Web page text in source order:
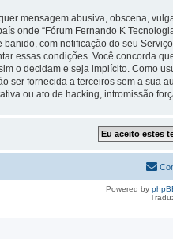
mensagem abusiva, obscena,
onde “Fórum Fernando K
com notificação do seu
essas condições. Você concorda
o decidam e seja implícito. Como
ser fornecida a terceiros sem a sua
ou ato de hacking, intromissão
Powered by